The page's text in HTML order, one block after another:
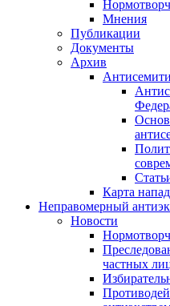
Мнения
Публикации
Документы
Архив
Карта
Неправомерный
Новости
частных